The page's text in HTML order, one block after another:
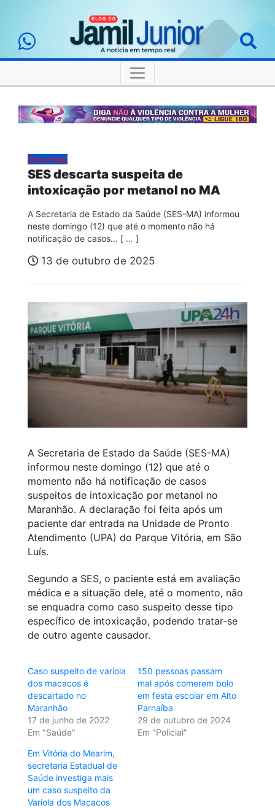
Maranhão
SES descarta suspeita de
intoxicação por metanol no MA
A Secretaria de Estado da Saúde (SES-MA) informou
neste domingo (12) que até o momento não há
notificação de casos… [ … ]
13 de outubro de 2025
A Secretaria de Estado da Saúde (SES-MA)
informou neste domingo (12) que até o
momento não há notificação de casos
suspeitos de intoxicação por metanol no
Maranhão. A declaração foi feita após um
paciente dar entrada na Unidade de Pronto
Atendimento (UPA) do Parque Vitória, em São
Luís.
Segundo a SES, o paciente está em avaliação
médica e a situação dele, até o momento, não
se enquadra como caso suspeito desse tipo
específico de intoxicação, podendo tratar-se
de outro agente causador.
Caso suspeito de varíola
dos macacos é
descartado no
Maranhão
17 de junho de 2022
Em "Saúde"
150 pessoas passam
mal após comerem bolo
em festa escolar em Alto
Parnaíba
29 de outubro de 2024
Em "Policial"
Em Vitória do Mearim,
secretaria Estadual de
Saúde investiga mais
um caso suspeito da
Varíola dos Macacos